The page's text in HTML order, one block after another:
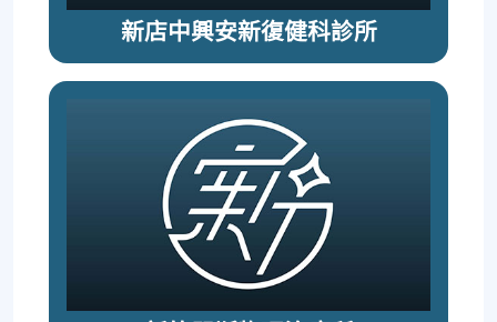
新店中興安新復健科診所